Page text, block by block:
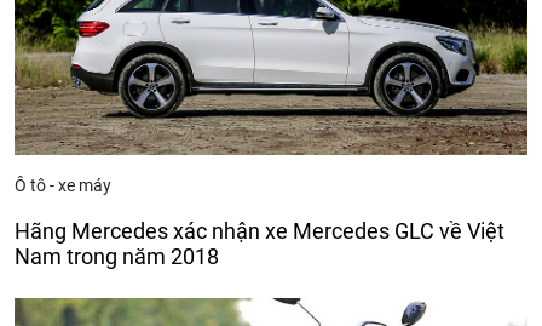
Ô tô - xe máy
Hãng Mercedes xác nhận xe Mercedes GLC về Việt
Nam trong năm 2018